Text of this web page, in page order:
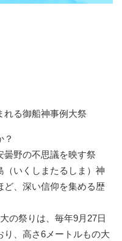
れる御船神事例大祭
？
曇野の不思議を映す祭
（いくしまたるしま）神
ど、深い信仰を集める歴
の祭りは、毎年9月27日
、高さ6メートルもの大